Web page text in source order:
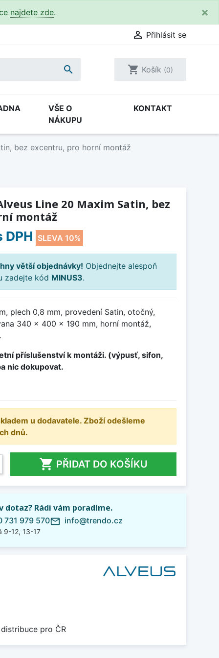
najdete zde. ×
 Přihlásit se
 shopping_cart Košík (0)
VŠE O
NÁKUPU
KONTAKT
bez excentru, pro horní montáž
Line 20 Maxim Satin, bez
montáž
DPH SLEVA 10%
větší objednávky! Objednejte alespoň
zadejte kód MINUS3.
plech 0,8 mm, provedení Satin, otočný,
340 x 400 x 190 mm, horní montáž,
příslušenství k montáži. (výpusť, sifon,
nic dokupovat.
u dodavatele. Zboží odešleme
dnů.
 PŘIDAT DO KOŠÍKU
dotaz? Rádi vám poradíme.
731 979 570
9-12, 13-17
mail_outline info@trendo.cz
pro ČR